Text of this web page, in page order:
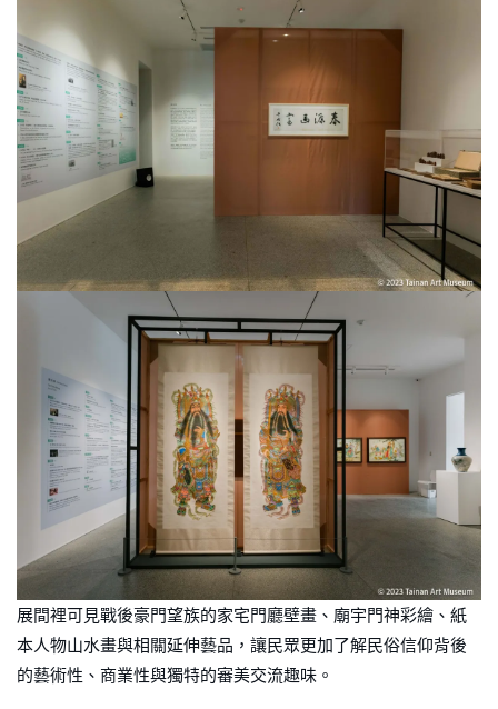
展間裡可見戰後豪門望族的家宅門廳壁畫、廟宇門神彩繪、紙
本人物山水畫與相關延伸藝品，讓民眾更加了解民俗信仰背後
的藝術性、商業性與獨特的審美交流趣味。